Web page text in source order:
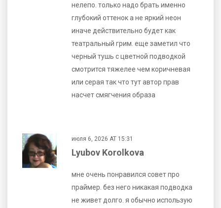
нелепо. только надо брать именно
глубокий оттенок а не яркий неон
иначе действительно будет как
театральный грим. еще заметил что
черный тушь с цветной подводкой
смотрится тяжелее чем коричневая
или серая так что тут автор прав
насчет смягчения образа
июля 6, 2026 AT 15:31
Lyubov Korolkova
мне очень понравился совет про
праймер. без него никакая подводка
не живет долго. я обычно использую